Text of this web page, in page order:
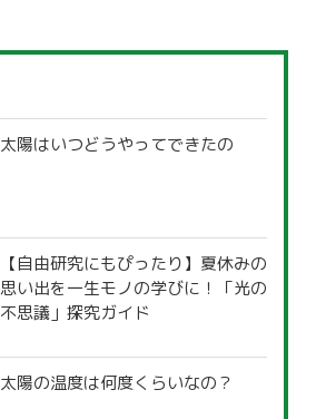
太陽はいつどうやってできたの
【自由研究にもぴったり】夏休みの
思い出を一生モノの学びに！「光の
不思議」探究ガイド
太陽の温度は何度くらいなの？